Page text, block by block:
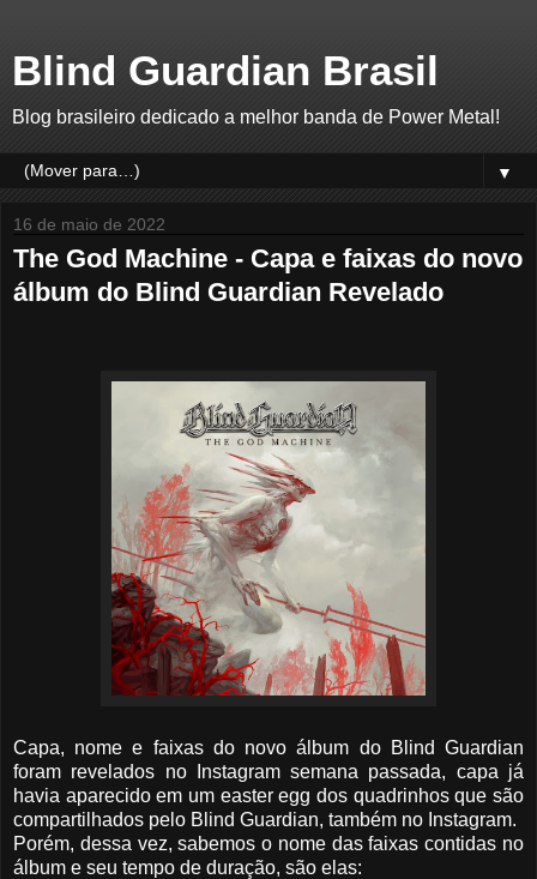
Blind Guardian Brasil
Blog brasileiro dedicado a melhor banda de Power Metal!
▼
16 de maio de 2022
The God Machine - Capa e faixas do novo
álbum do Blind Guardian Revelado
Capa, nome e faixas do novo álbum do Blind Guardian
foram revelados no Instagram semana passada, capa já
havia aparecido em um easter egg dos quadrinhos que são
compartilhados pelo Blind Guardian, também no Instagram.
Porém, dessa vez, sabemos o nome das faixas contidas no
álbum e seu tempo de duração, são elas: